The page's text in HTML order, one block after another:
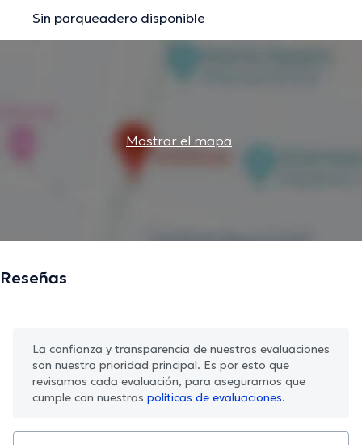
Sin parqueadero disponible
Mostrar el mapa
Reseñas
La confianza y transparencia de nuestras evaluaciones
son nuestra prioridad principal. Es por esto que
revisamos cada evaluación, para asegurarnos que
cumple con nuestras políticas de evaluaciones.